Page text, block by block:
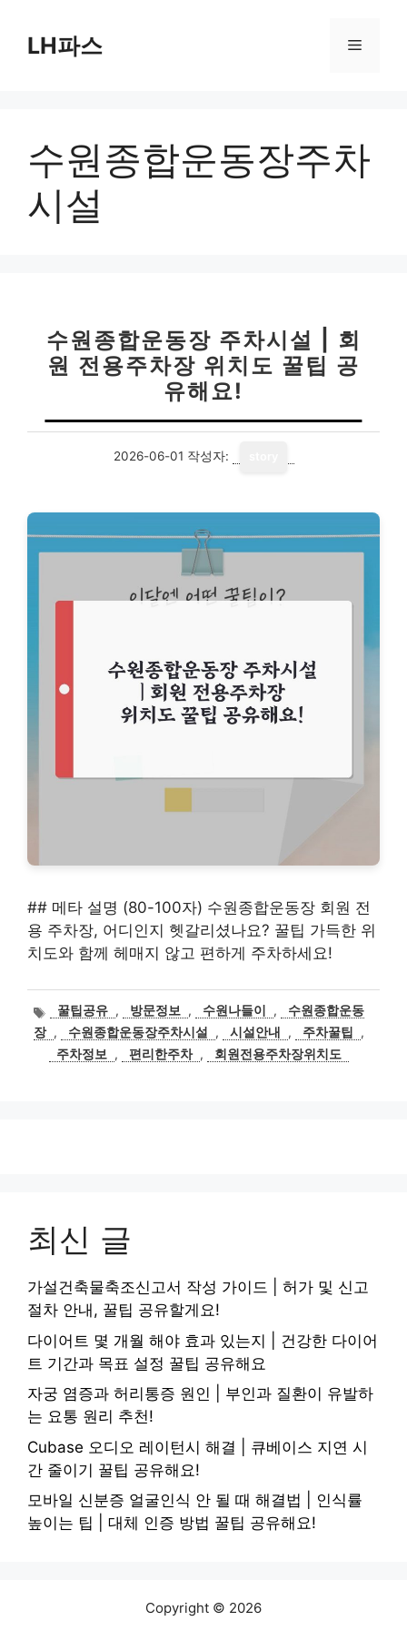
LH파스 메
수원종합운동장주차
시설
수원종합운동장 주차시설 | 회
원 전용주차장 위치도 꿀팁 공
유해요!
2026-06-01 작성자:
## 메타 설명 (80-100자) 수원종합운동장 회원 전
용 주차장, 어디인지 헷갈리셨나요? 꿀팁 가득한 위
치도와 함께 헤매지 않고 편하게 주차하세요!
태꿀팁공유 , 방문정보 , 수원나들이 ,
수원종합운동
장 , 수원종합운동장주차시설 , 시설안내 , 주차꿀팁
,
주차정보
, 편리한주차 , 회원전용주차장위치도
최신 글
가설건축물축조신고서 작성 가이드 | 허가 및 신고
절차 안내, 꿀팁 공유할게요!
다이어트 몇 개월 해야 효과 있는지 | 건강한 다이어
트 기간과 목표 설정 꿀팁 공유해요
자궁 염증과 허리통증 원인 | 부인과 질환이 유발하
는 요통 원리 추천!
Cubase 오디오 레이턴시 해결 | 큐베이스 지연 시
간 줄이기 꿀팁 공유해요!
모바일 신분증 얼굴인식 안 될 때 해결법 | 인식률
높이는 팁 | 대체 인증 방법 꿀팁 공유해요!
Copyright © 2026